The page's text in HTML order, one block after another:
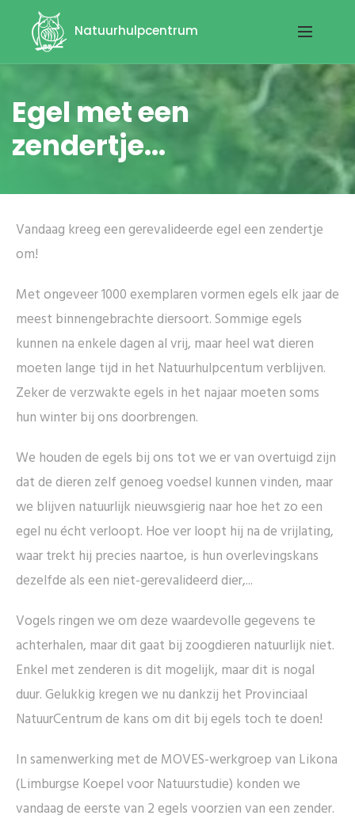
Natuurhulpcentrum
Egel met een
zendertje...
Vandaag kreeg een gerevalideerde egel een zendertje
om!
Met ongeveer 1000 exemplaren vormen egels elk jaar de
meest binnengebrachte diersoort. Sommige egels
kunnen na enkele dagen al vrij, maar heel wat dieren
moeten lange tijd in het Natuurhulpcentum verblijven.
Zeker de verzwakte egels in het najaar moeten soms
hun winter bij ons doorbrengen.
We houden de egels bij ons tot we er van overtuigd zijn
dat de dieren zelf genoeg voedsel kunnen vinden, maar
we blijven natuurlijk nieuwsgierig naar hoe het zo een
egel nu écht verloopt. Hoe ver loopt hij na de vrijlating,
waar trekt hij precies naartoe, is hun overlevingskans
dezelfde als een niet-gerevalideerd dier,...
Vogels ringen we om deze waardevolle gegevens te
achterhalen, maar dit gaat bij zoogdieren natuurlijk niet.
Enkel met zenderen is dit mogelijk, maar dit is nogal
duur. Gelukkig kregen we nu dankzij het Provinciaal
NatuurCentrum de kans om dit bij egels toch te doen!
In samenwerking met de MOVES-werkgroep van Likona
(Limburgse Koepel voor Natuurstudie) konden we
vandaag de eerste van 2 egels voorzien van een zender.